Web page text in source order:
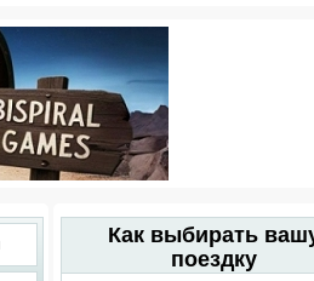
Как выбирать
поездку